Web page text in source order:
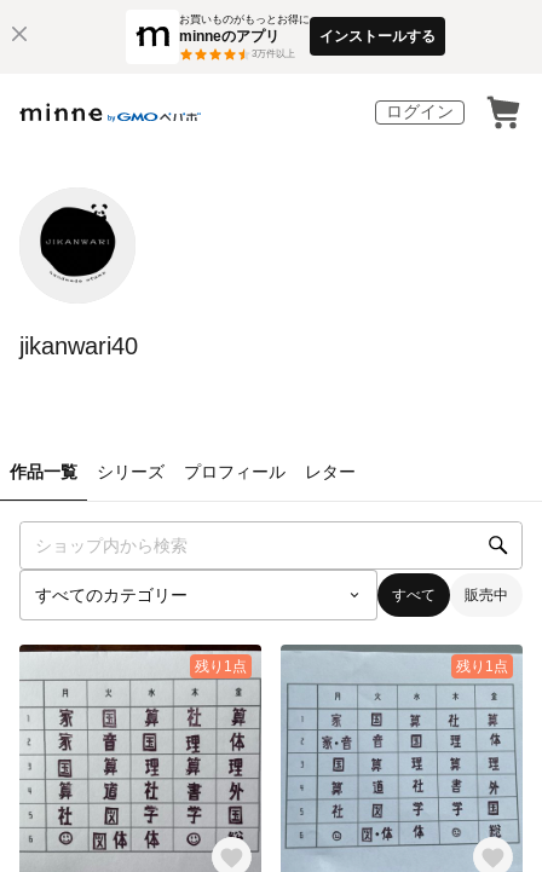
お買いものがもっとお得に
minneのアプリ
3万件以上
インストールする
ログイン
jikanwari40
作品一覧 シリーズ プロフィール レター
すべて 販売中
残り1点 残り1点